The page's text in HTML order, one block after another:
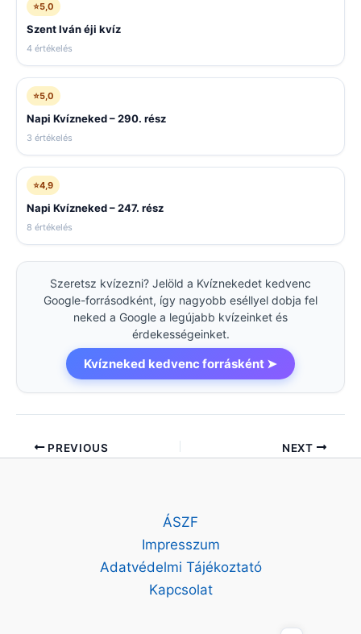
⭐5,0
Szent Iván éji kvíz
4 értékelés
⭐5,0
Napi Kvízneked – 290. rész
3 értékelés
⭐4,9
Napi Kvízneked – 247. rész
8 értékelés
Szeretsz kvízezni? Jelöld a Kvíznekedet kedvenc
Google-forrásodként, így nagyobb eséllyel dobja fel
neked a Google a legújabb kvízeinket és
érdekességeinket.
Kvízneked kedvenc forrásként ➤
PREVIOUS NEXT
ÁSZF
Impresszum
Adatvédelmi Tájékoztató
Kapcsolat